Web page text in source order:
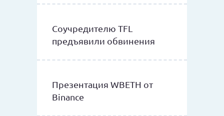
Соучредителю TFL
предъявили обвинения
Презентация WBETH от
Binance